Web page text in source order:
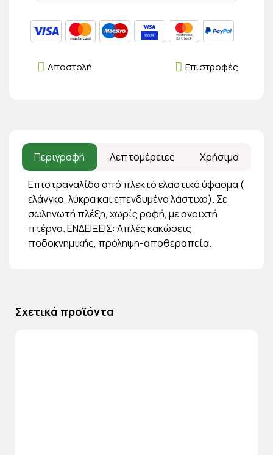
Επιστροφές
Αποστολή
Περιγραφή Λεπτομέρειες Χρήσιμα
Επιστραγαλίδα από πλεκτό ελαστικό ύφασμα (
ελάνγκα, λύκρα και επενδυμένο λάστιχο). Σε
σωληνωτή πλέξη, χωρίς ραφή, με ανοιχτή
πτέρνα. ΕΝΔΕΙΞΕΙΣ: Απλές κακώσεις
ποδοκνημικής, πρόληψη-αποθεραπεία.
Σχετικά προϊόντα